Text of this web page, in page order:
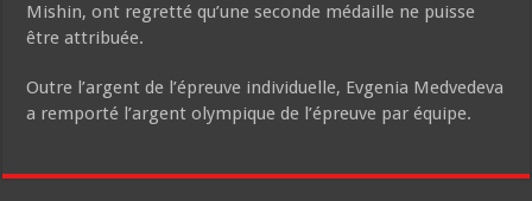
Mishin, ont regretté qu’une seconde médaille ne puisse
être attribuée.
Outre l’argent de l’épreuve individuelle, Evgenia Medvedeva
a remporté l’argent olympique de l’épreuve par équipe.